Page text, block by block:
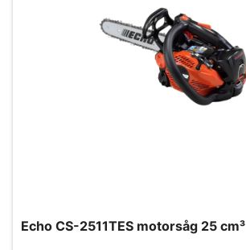
Echo CS-2511TES motorsåg 25 cm³